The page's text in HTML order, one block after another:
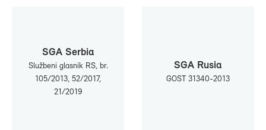
SGA Ser­bia
Službeni glas­nik RS, br.
105/2013, 52/2017,
21/2019
SGA Ru­sia
GOST 31340-2013